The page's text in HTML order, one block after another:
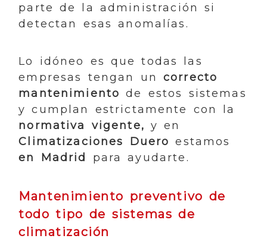
parte de la administración si
detectan esas anomalías.
Lo idóneo es que todas las
empresas tengan un correcto
mantenimiento de estos sistemas
y cumplan estrictamente con la
normativa vigente,y en
Climatizaciones Duero estamos
en Madrid
para ayudarte.
Mantenimiento preventivo de
todo tipo de sistemas de
climatización